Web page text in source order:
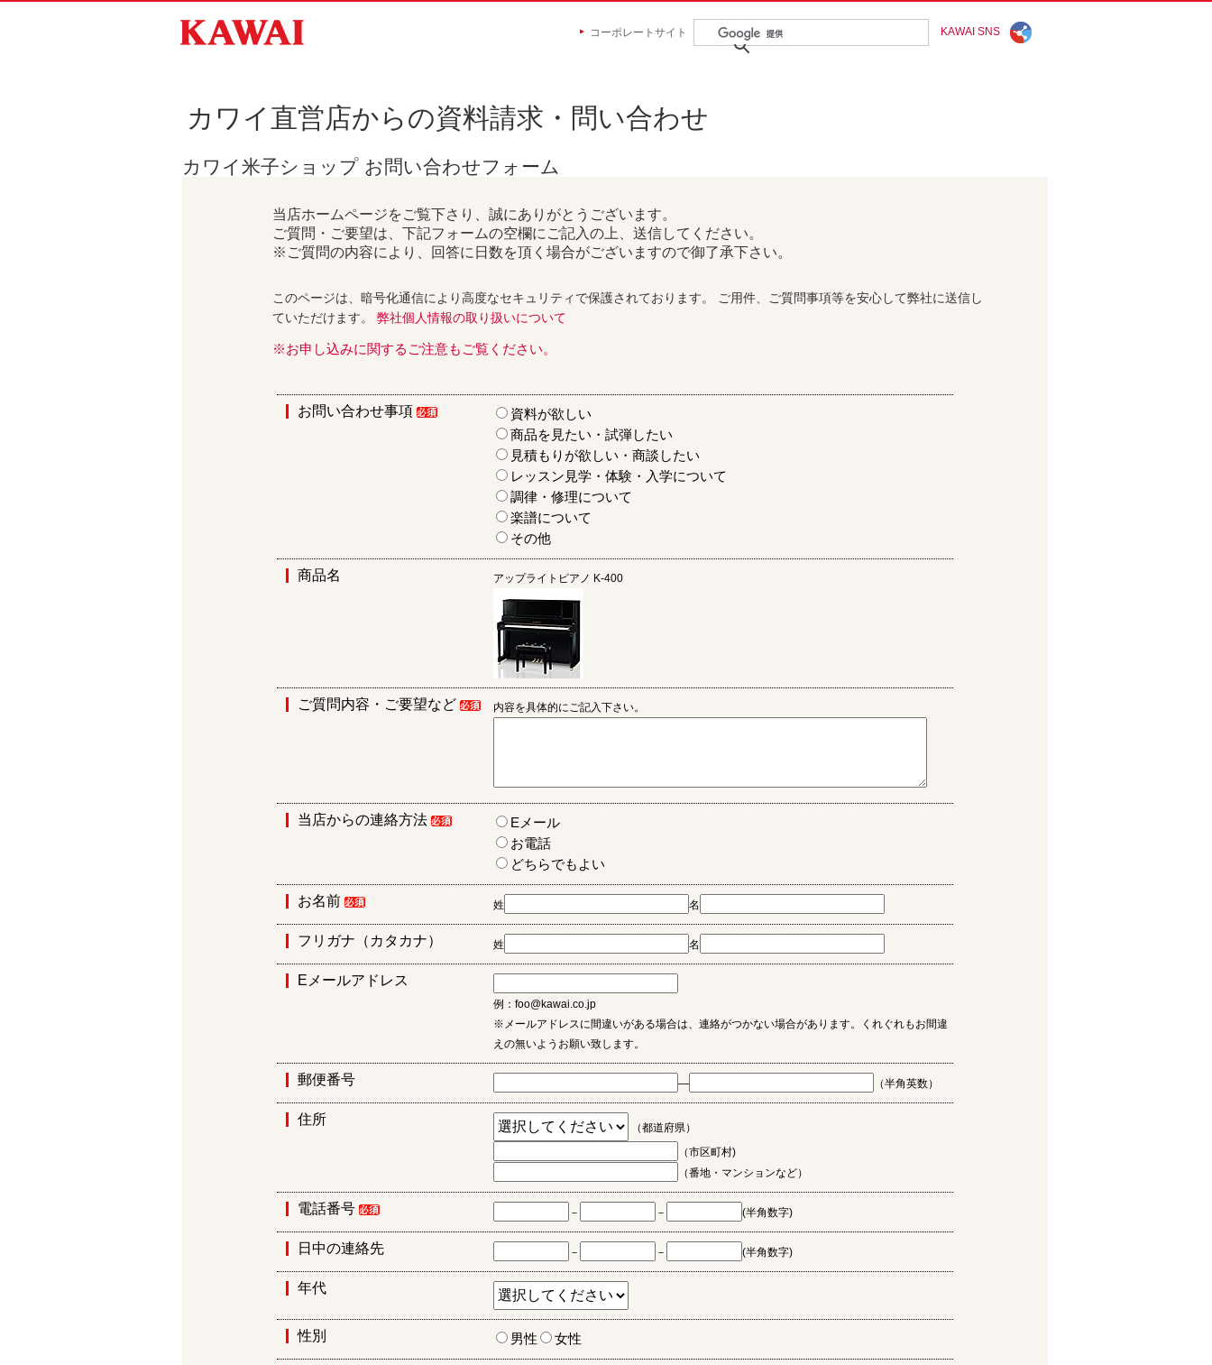
コーポレートサイト KAWAI SNS
カワイ直営店からの資料請求・問い合わせ
カワイ米子ショップ お問い合わせフォーム
当店ホームページをご覧下さり、誠にありがとうございます。
ご質問・ご要望は、下記フォームの空欄にご記入の上、送信してください。
※ご質問の内容により、回答に日数を頂く場合がございますので御了承下さい。
このページは、暗号化通信により高度なセキュリティで保護されております。 ご用件、ご質問事項等を安心して弊社に送信し
ていただけます。 弊社個人情報の取り扱いについて
※お申し込みに関するご注意もご覧ください。
お問い合わせ事項
資料が欲しい
商品を見たい・試弾したい
見積もりが欲しい・商談したい
レッスン見学・体験・入学について
調律・修理について
楽譜について
その他
商品名 アップライトピアノ K-400
ご質問内容・ご要望など 内容を具体的にご記入下さい。
当店からの連絡方法
Eメール
お電話
どちらでもよい
お名前 姓 名
フリガナ（カタカナ） 姓 名
Eメールアドレス
例：foo@kawai.co.jp
※メールアドレスに間違いがある場合は、連絡がつかない場合があります。くれぐれもお間違
えの無いようお願い致します。
郵便番号 ― （半角英数）
住所
（都道府県）
（市区町村)
（番地・マンションなど）
電話番号 － － (半角数字)
日中の連絡先 － － (半角数字)
年代
性別 男性 女性